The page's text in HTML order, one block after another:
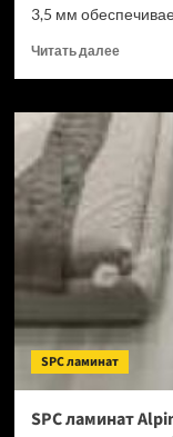
3,5 мм
Читать далее
SPC
Verano
Acanta
1002-
(Рейтинг
цен)
SPC ламинат
SPC ламинат